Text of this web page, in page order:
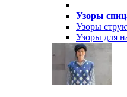
Узоры
Узоры
Узоры для